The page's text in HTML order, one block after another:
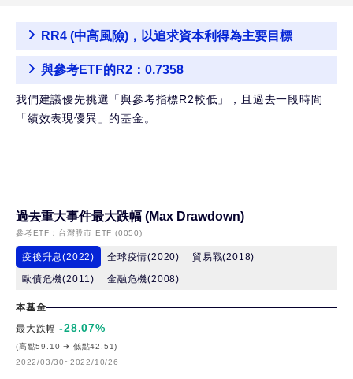
RR4 (中高風險)，以追求資本利得為主要目標
與參考ETF的R2：0.7358
我們建議優先挑選「與參考指標R2較低」，且過去一段時間
「績效表現優異」的基金。
過去重大事件最大跌幅 (Max Drawdown)
參考ETF： 台灣股市 ETF (0050)
疫後升息(2022) 全球疫情(2020)
貿易戰(2018)
歐債危機(2011)
金融危機(2008)
本基金
最大跌幅 -28.07%
(高點59.10 ➔ 低點42.51)
2022/03/30~2022/10/26